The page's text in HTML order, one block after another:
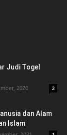
Judi Togel
2020 2
dan Alam
Islam